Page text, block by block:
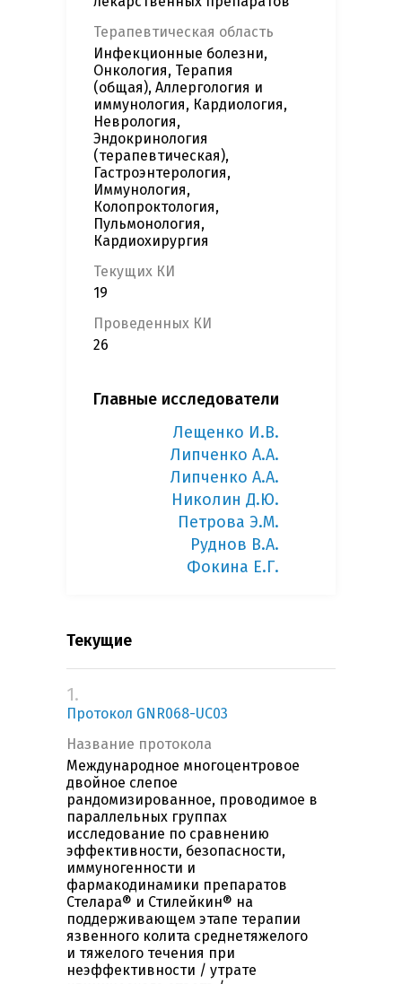
Терапевтическая область
Инфекционные болезни,
Онкология, Терапия
(общая), Аллергология и
иммунология, Кардиология,
Неврология,
Эндокринология
(терапевтическая),
Гастроэнтерология,
Иммунология,
Колопроктология,
Пульмонология,
Кардиохирургия
Текущих КИ
19
Проведенных КИ
26
Главные исследователи
Лещенко И.В.
Липченко А.А.
Липченко А.А.
Николин Д.Ю.
Петрова Э.М.
Руднов В.А.
Фокина Е.Г.
Текущие
1.
Протокол GNR068-UC03
Название протокола
Международное многоцентровое
двойное слепое
рандомизированное, проводимое в
параллельных группах
исследование по сравнению
эффективности, безопасности,
иммуногенности и
фармакодинамики препаратов
Стелара® и Стилейкин® на
поддерживающем этапе терапии
язвенного колита среднетяжелого
и тяжелого течения при
неэффективности / утрате